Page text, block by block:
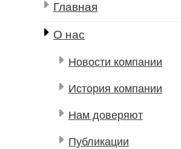
Главная
О нас
Новости компании
История компании
Нам доверяют
Публикации